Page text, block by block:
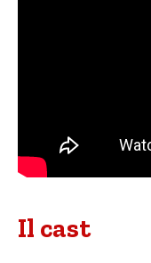
Il cast